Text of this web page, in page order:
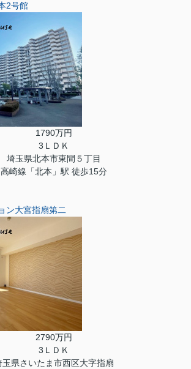
2号館
1790万円
3ＬＤＫ
埼玉県北本市東間５丁目
高崎線「北本」駅 徒歩15分
ン大宮指扇第二
2790万円
3ＬＤＫ
玉県さいたま市西区大字指扇